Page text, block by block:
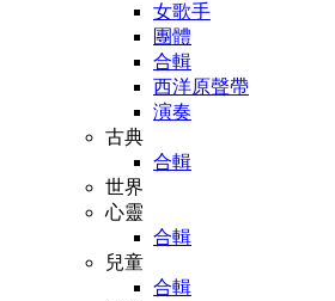
女歌手
團體
合輯
西洋原聲帶
演奏
古典
合輯
世界
心靈
合輯
兒童
合輯